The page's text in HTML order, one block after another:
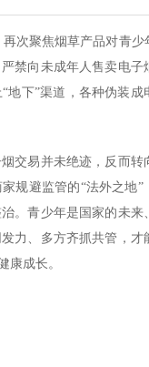
次聚焦烟草产品对青少
禁向未成年人售卖电子
地下”渠道，各种伪装成
交易并未绝迹，反而转
规避监管的“法外之地”
。青少年是国家的未来
力、多方齐抓共管，才
康成长。